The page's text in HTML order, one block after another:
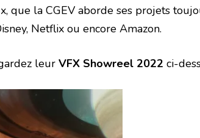
que la CGEV aborde ses projets
Netflix ou encore Amazon.
leur VFX Showreel 2022 ci-